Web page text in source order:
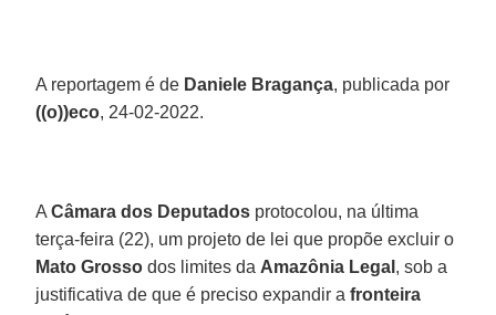
A reportagem é de Daniele Bragança, publicada por
((o))eco, 24-02-2022.
ACâmara dos Deputados protocolou, na última
terça-feira (22), um projeto de lei que propõe excluir o
Mato Grosso dos limites da Amazônia Legal , sob a
justificativa de que é preciso expandir afronteira